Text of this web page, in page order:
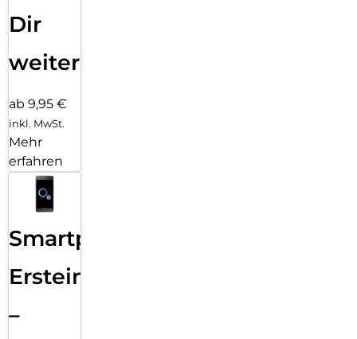
Dir
weiter
ab 9,95 €
inkl. MwSt.
Mehr
erfahren
Smartphone
Ersteinrichtung
–